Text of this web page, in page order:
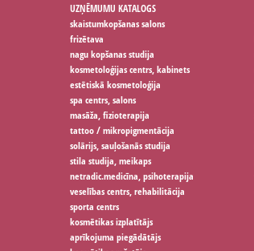
UZŅĒMUMU KATALOGS
skaistumkopšanas salons
frizētava
nagu kopšanas studija
kosmetoloģijas centrs, kabinets
estētiskā kosmetoloģija
spa centrs, salons
masāža, fizioterapija
tattoo / mikropigmentācija
solārijs, sauļošanās studija
stila studija, meikaps
netradic.medicīna, psihoterapija
veselības centrs, rehabilitācija
sporta centrs
kosmētikas izplatītājs
aprīkojuma piegādātājs